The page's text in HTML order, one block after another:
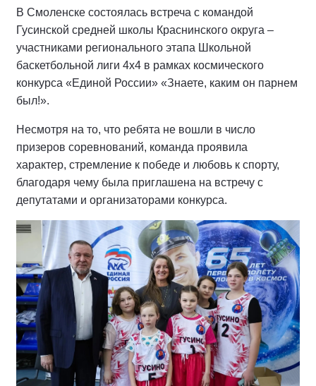
В Смоленске состоялась встреча с командой
Гусинской средней школы Краснинского округа –
участниками регионального этапа Школьной
баскетбольной лиги 4х4 в рамках космического
конкурса «Единой России» «Знаете, каким он парнем
был!».
Несмотря на то, что ребята не вошли в число
призеров соревнований, команда проявила
характер, стремление к победе и любовь к спорту,
благодаря чему была приглашена на встречу с
депутатами и организаторами конкурса.